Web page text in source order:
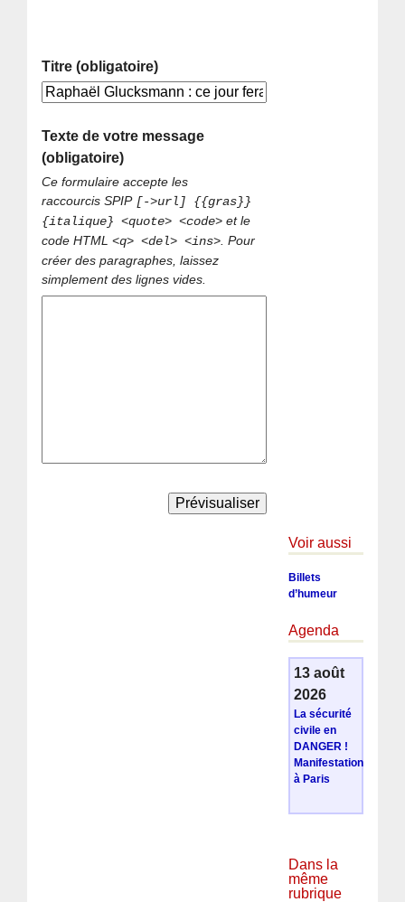
Titre (obligatoire)
Texte de votre message
(obligatoire)
Ce formulaire accepte les
raccourcis SPIP [->url] {{gras}}
{italique} <quote> <code> et le
code HTML<q> <del> <ins>. Pour
créer des paragraphes, laissez
simplement des lignes vides.
Voir aussi
Billets
d’humeur
Agenda
13 août
2026
La sécurité
civile en
DANGER !
Manifestation
à Paris
Dans la
même
rubrique